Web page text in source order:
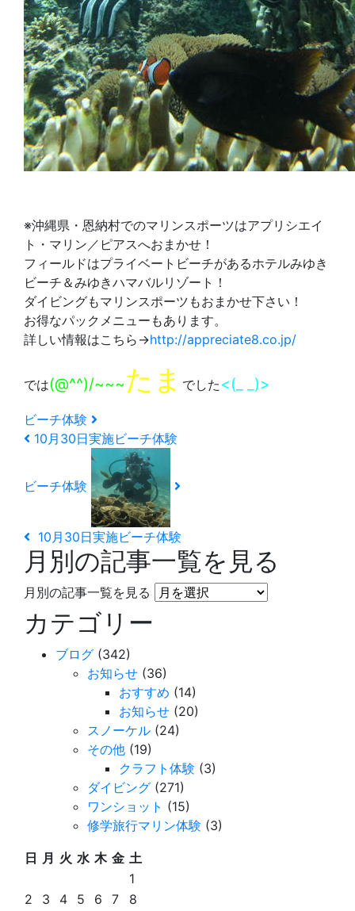
※沖縄県・恩納村でのマリンスポーツはアプリシエイ
ト・マリン／ピアスへおまかせ！
フィールドはプライベートビーチがあるホテルみゆき
ビーチ＆みゆきハマバルリゾート！
ダイビングもマリンスポーツもおまかせ下さい！
お得なパックメニューもあります。
詳しい情報はこちら→http://appreciate8.co.jp/
では(@^^)/~~~たま でした <(_ _)>
ビーチ体験
10月30日実施ビーチ体験
ビーチ体験
10月30日実施ビーチ体験
月別の記事一覧を見る
月別の記事一覧を見る
カテゴリー
ブログ (342)
お知らせ (36)
おすすめ (14)
お知らせ (20)
スノーケル (24)
その他 (19)
クラフト体験 (3)
ダイビング (271)
ワンショット (15)
修学旅行マリン体験 (3)
日 月 火 水 木 金 土
1
2
3 4 5 6 7
8